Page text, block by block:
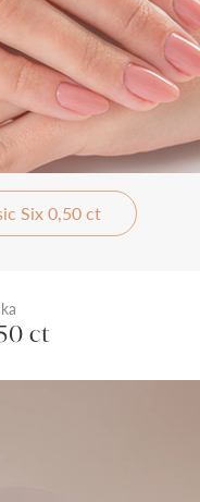
Six 0,50 ct
ct